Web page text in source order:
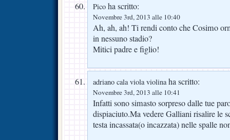
Pico ha scritto:
Novembre 3rd, 2013 alle 10:40
Ah, ah, ah! Ti rendi conto che Cosimo
in nessuno stadio?
Mitici padre e figlio!
adriano cala viola violinaha scritto:
Novembre 3rd, 2013 alle 10:41
Infatti sono simasto sorpreso dalle tue
dispiaciuto.Ma vedere Galliani risalire le
testa incassata(o incazzata) nelle spalle